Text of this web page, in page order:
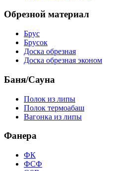
Обрезной материал
Брус
Брусок
Доска обрезная
Доска обрезная эконом
Баня/Сауна
Полок из липы
Полок термоабаш
Вагонка из липы
Фанера
ФК
ФСФ